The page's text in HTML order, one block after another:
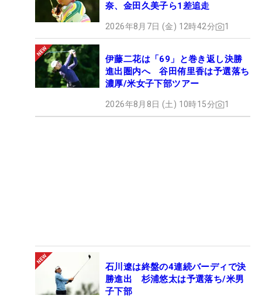
奈、金田久美子ら1差追走
2026年8月7日 (金) 12時42分 1
伊藤二花は「69」と巻き返し決勝
進出圏内へ 谷田侑里香は予選落ち
濃厚/米女子下部ツアー
2026年8月8日 (土) 10時15分 1
石川遼は終盤の4連続バーディで決
勝進出 杉浦悠太は予選落ち/米男
子下部